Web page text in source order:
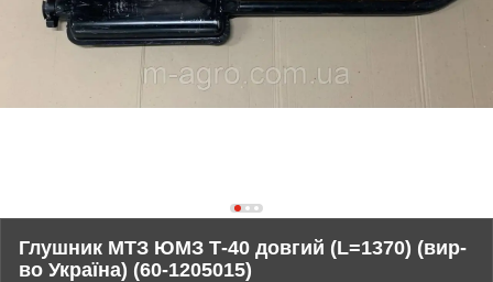
Глушник МТЗ ЮМЗ Т-40 довгий (L=1370) (вир-
во Україна) (60-1205015)